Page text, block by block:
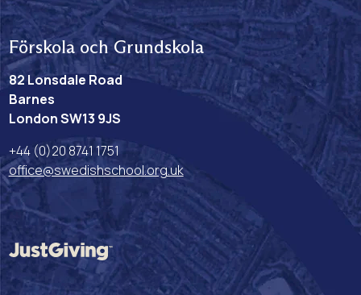
Förskola och Grundskola
82 Lonsdale Road
Barnes
London SW13 9JS
+44 (0)20 8741 1751
office@swedishschool.org.uk